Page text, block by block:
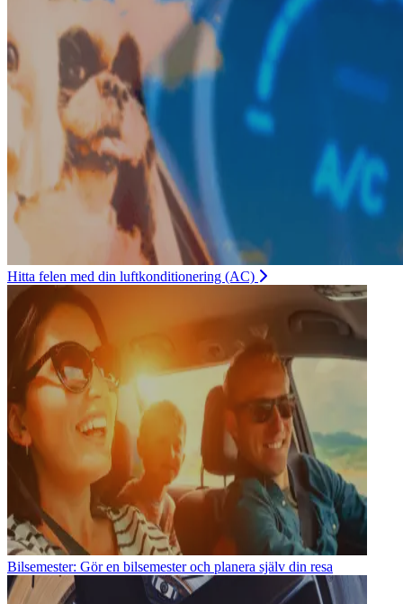
Hitta felen med din luftkonditionering (AC)
Bilsemester: Gör en bilsemester och planera själv din resa